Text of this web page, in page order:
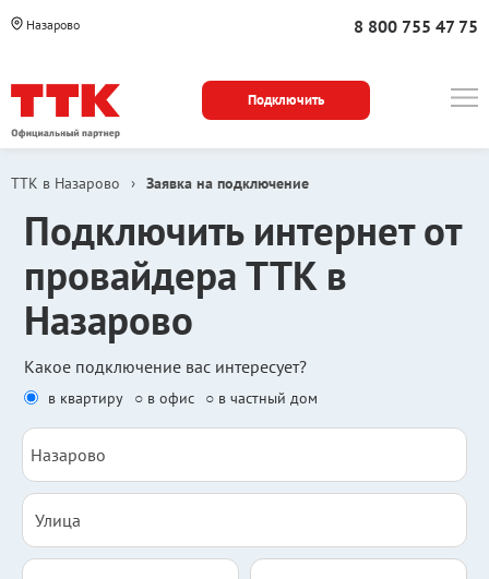
Назарово 8 800 755 47 75
Подключить
ТТК в Назарово › Заявка на подключение
Подключить интернет от
провайдера ТТК в
Назарово
Какое подключение вас интересует?
в квартиру ○ в офис ○ в частный дом